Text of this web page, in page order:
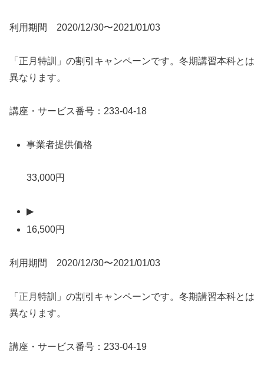
利用期間 2020/12/30〜2021/01/03
「正月特訓」の割引キャンペーンです。冬期講習本科とは
異なります。
講座・サービス番号：233-04-18
事業者提供価格
33,000円
▶
16,500円
利用期間 2020/12/30〜2021/01/03
「正月特訓」の割引キャンペーンです。冬期講習本科とは
異なります。
講座・サービス番号：233-04-19